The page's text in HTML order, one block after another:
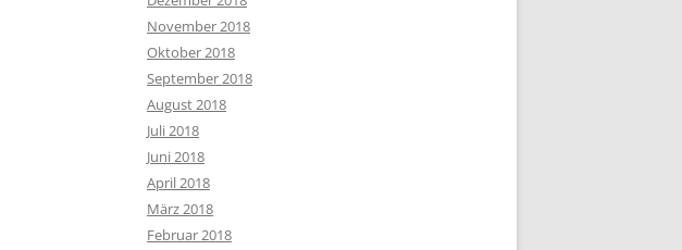
November 2018
Oktober 2018
September 2018
August 2018
Juli 2018
Juni 2018
April 2018
März 2018
Februar 2018